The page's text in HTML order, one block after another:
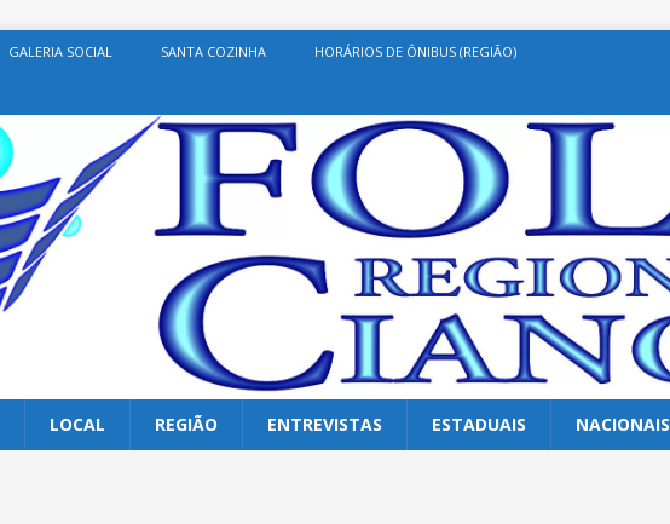
GALERIA SOCIAL SANTA COZINHA HORÁRIOS DE ÔNIBUS (REGIÃO)
LOCAL REGIÃO ENTREVISTAS ESTADUAIS NACIONAIS